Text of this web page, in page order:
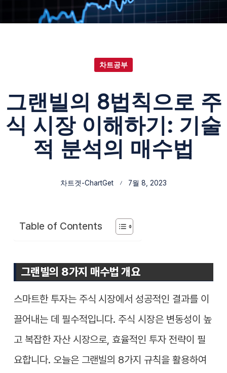
차트공부
그랜빌의 8법칙으로 주
식 시장 이해하기: 기술
적 분석의 매수법
차트겟-ChartGet 7월 8, 2023
Table of Contents
그랜빌의 8가지 매수법 개요
스마트한 투자는 주식 시장에서 성공적인 결과를 이
끌어내는 데 필수적입니다. 주식 시장은 변동성이 높
고 복잡한 자산 시장으로, 효율적인 투자 전략이 필
요합니다. 오늘은 그랜빌의 8가지 규칙을 활용하여